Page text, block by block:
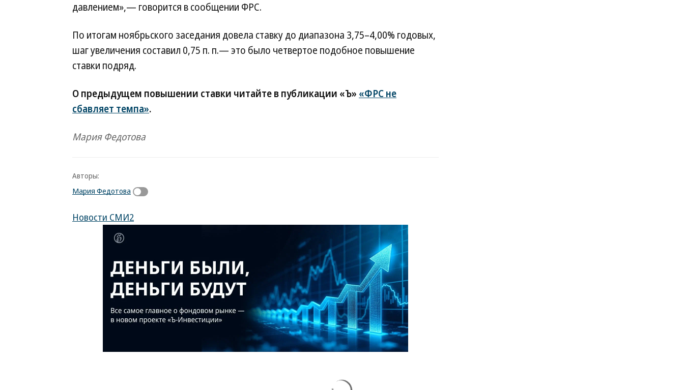
давлением»,— говорится в сообщении ФРС.
По итогам ноябрьского заседания довела ставку до диапазона 3,75–4,00% годовых,
шаг увеличения составил 0,75 п. п.— это было четвертое подобное повышение
ставки подряд.
О предыдущем повышении ставки читайте в публикации «Ъ» «ФРС не
сбавляет темпа».
Мария Федотова
Авторы:
Мария Федотова
Новости СМИ2